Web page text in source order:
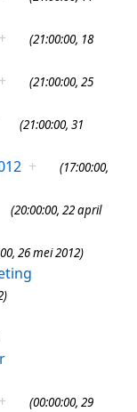
+
(21:00:00, 18
+
(21:00:00, 25
(21:00:00, 31
+
(17:00:00,
(20:00:00, 22 april
26 mei 2012)
+
(00:00:00, 29